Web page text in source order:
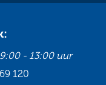
9:00 - 13:00 uur
120